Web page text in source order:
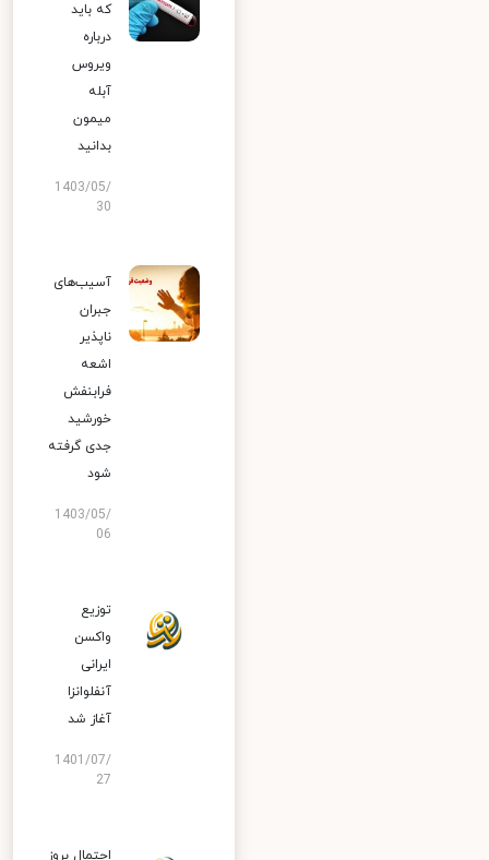
که باید
درباره
ویروس
آبله
میمون
بدانید
1403/05/
30
آسیب‌های
جبران
ناپذیر
اشعه
فرابنفش
خورشید
جدی گرفته
شود
1403/05/
06
توزیع
واکسن
ایرانی
آنفلوانزا
آغاز شد
1401/07/
27
احتمال بروز